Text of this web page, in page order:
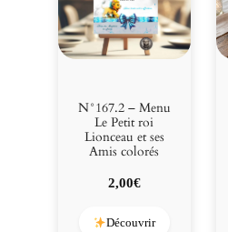
N°167.2 – Menu
Le Petit roi
Lionceau et ses
Amis colorés
2,00€
Découvrir